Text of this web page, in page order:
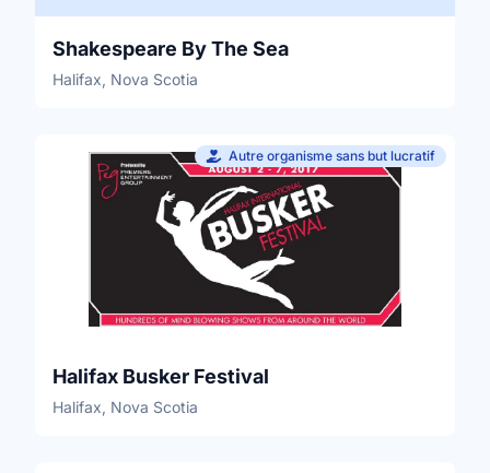
Shakespeare By The Sea
Halifax, Nova Scotia
Autre organisme sans but lucratif
Halifax Busker Festival
Halifax, Nova Scotia